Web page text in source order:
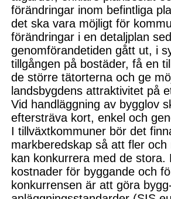
förändringar inom befintliga
det ska vara möjligt för
förändringar i en detaljplan
genomförandetiden gått ut, i
tillgången på bostäder, få en
de större tätorterna och ge
landsbygdens attraktivitet på
Vid handläggning av bygglov
eftersträva kort, enkel och
I tillväxtkommuner bör det
markberedskap så att fler
kan konkurrera med de stora.
kostnader för byggande och
konkurrensen är att göra